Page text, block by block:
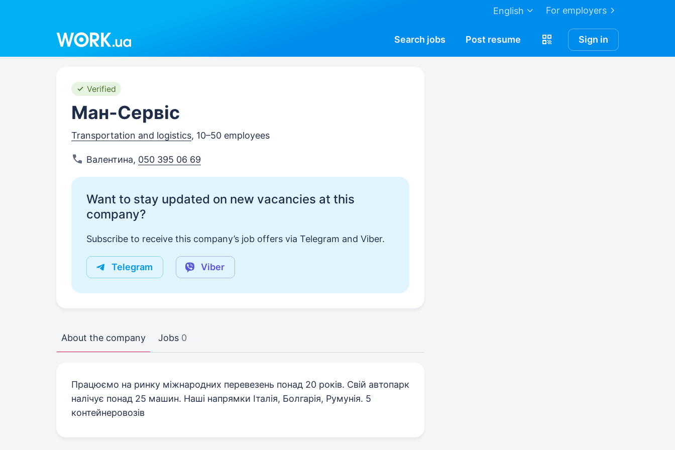
For employers
English
Search jobs Post resume Sign in
Verified
Ман-Сервіс
Transportation and logistics, 10–50 employees
Валентина, 050 395 06 69
Want to stay updated on new vacancies at this
company?
Subscribe to receive this company’s job offers via Telegram and Viber.
Telegram Viber
About the company Jobs 0
Працюємо на ринку міжнародних перевезень понад 20 років. Свій автопарк
налічує понад 25 машин. Наші напрямки Італія, Болгарія, Румунія. 5
контейнеровозів